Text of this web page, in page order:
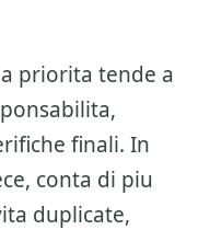
priorita tende a
finali. In
conta di piu
duplicate,